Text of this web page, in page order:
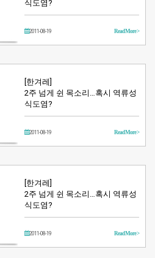
식도염?
2011-08-19 Read More >
[한겨레]
2주 넘게 쉰 목소리…혹시 역류성
식도염?
2011-08-19 Read More >
[한겨레]
2주 넘게 쉰 목소리…혹시 역류성
식도염?
2011-08-19 Read More >